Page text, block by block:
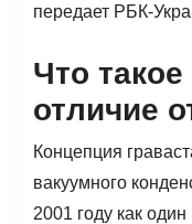
передает РБК-
Что такое
отличие
Концепция
вакуумного
2001 году как